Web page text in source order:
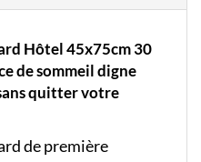
Hôtel 45x75cm 30
de sommeil digne
quitter votre
de première